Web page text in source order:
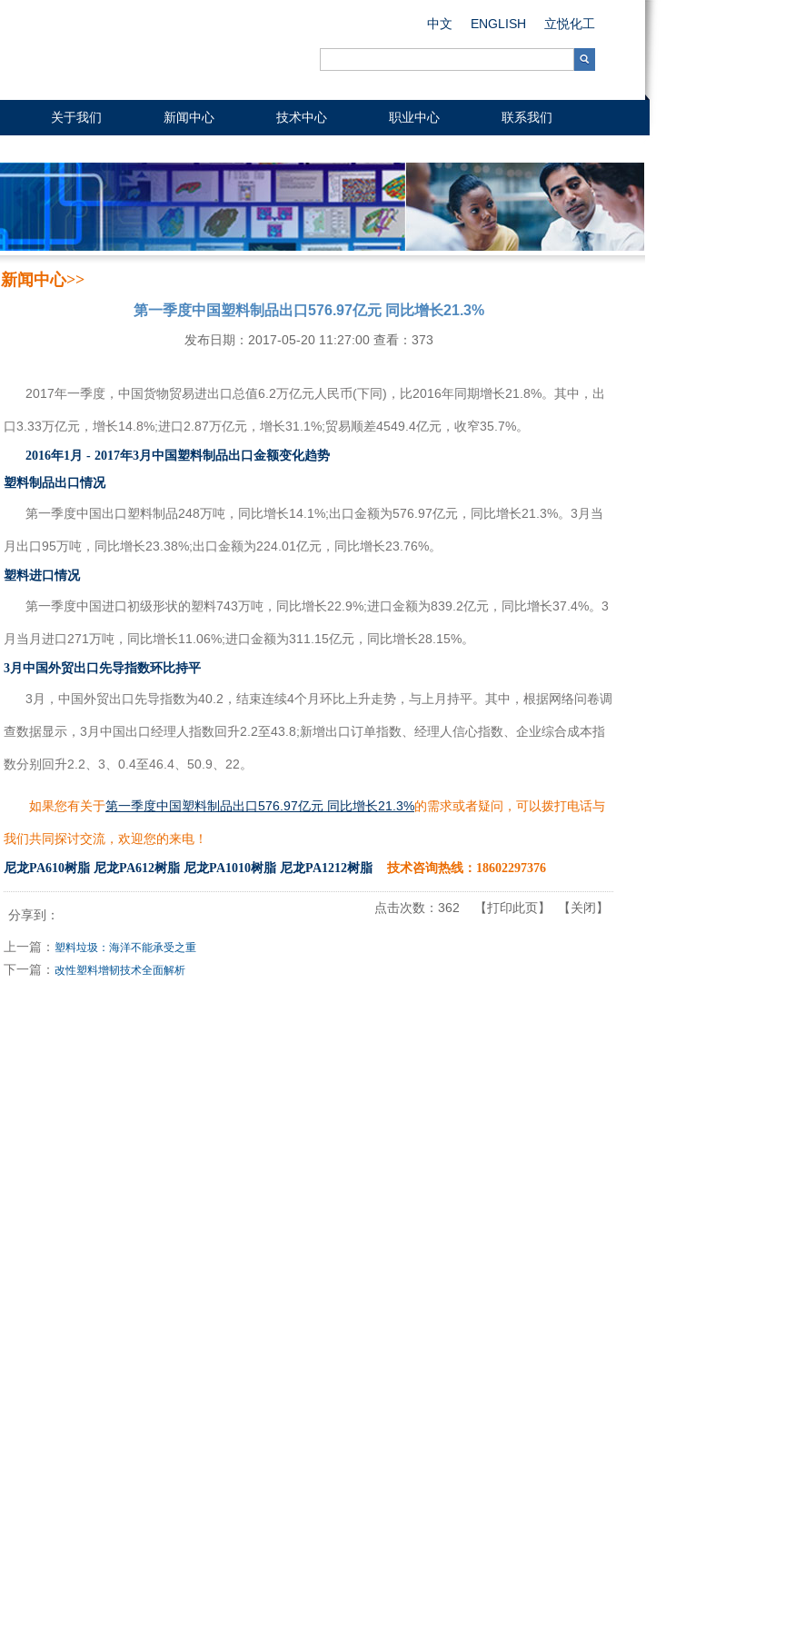
中文 ENGLISH 立悦化工
关于我们 新闻中心 技术中心 职业中心 联系我们
新闻中心>>
第一季度中国塑料制品出口576.97亿元 同比增长21.3%
发布日期：2017-05-20 11:27:00 查看： 373
2017年一季度，中国货物贸易进出口总值6.2万亿元人民币(下同)，比2016年同期增长21.8%。其中，出
口3.33万亿元，增长14.8%;进口2.87万亿元，增长31.1%;贸易顺差4549.4亿元，收窄35.7%。
2016年1月 - 2017年3月中国塑料制品出口金额变化趋势
塑料制品出口情况
第一季度中国出口塑料制品248万吨，同比增长14.1%;出口金额为576.97亿元，同比增长21.3%。3月当
月出口95万吨，同比增长23.38%;出口金额为224.01亿元，同比增长23.76%。
塑料进口情况
第一季度中国进口初级形状的塑料743万吨，同比增长22.9%;进口金额为839.2亿元，同比增长37.4%。3
月当月进口271万吨，同比增长11.06%;进口金额为311.15亿元，同比增长28.15%。
3月中国外贸出口先导指数环比持平
3月，中国外贸出口先导指数为40.2，结束连续4个月环比上升走势，与上月持平。其中，根据网络问卷调
查数据显示，3月中国出口经理人指数回升2.2至43.8;新增出口订单指数、经理人信心指数、企业综合成本指
数分别回升2.2、3、0.4至46.4、50.9、22。
如果您有关于第一季度中国塑料制品出口576.97亿元 同比增长21.3%的需求或者疑问，可以拨打电话与
我们共同探讨交流，欢迎您的来电！
尼龙PA610树脂 尼龙PA612树脂 尼龙PA1010树脂 尼龙PA1212树脂 技术咨询热线：18602297376
分享到： 点击次数：362 【打印此页】 【关闭】
上一篇： 塑料垃圾：海洋不能承受之重
下一篇： 改性塑料增韧技术全面解析